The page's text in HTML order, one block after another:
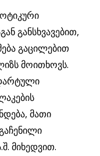
განსხვავებით,
გაცილებით
მოითხოვს.
მათი
მიხედვით.